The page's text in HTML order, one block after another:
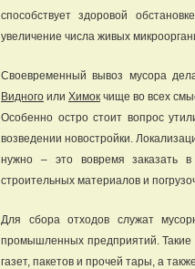
способствует здоровой
увеличение числа живых
Своевременный вывоз мусора
Видного или Химок чище во всех
Особенно остро стоит вопрос
возведении новостройки.
нужно – это вовремя заказать
строительных материалов и
Для сбора отходов служат
промышленных предприятий. Такие
газет, пакетов и прочей тары, а